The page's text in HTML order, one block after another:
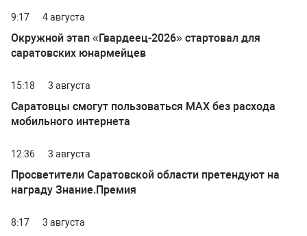
9:17 4 августа
Окружной этап «Гвардеец-2026» стартовал для
саратовских юнармейцев
15:18 3 августа
Саратовцы смогут пользоваться МАХ без расхода
мобильного интернета
12:36 3 августа
Просветители Саратовской области претендуют на
награду Знание.Премия
8:17 3 августа